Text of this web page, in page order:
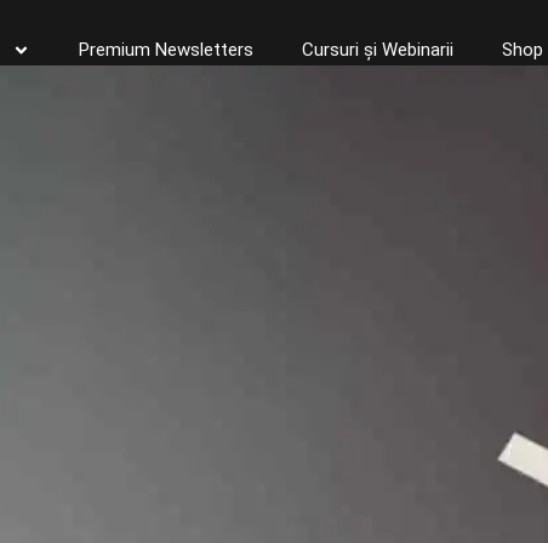
Premium Newsletters Cursuri și Webinarii Shop